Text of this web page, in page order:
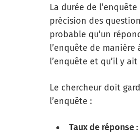
La durée de
précision des
probable qu’un
l’enquête de
l’enquête et qu’il y
Le chercheur doit
l’enquête :
Taux de réponse :